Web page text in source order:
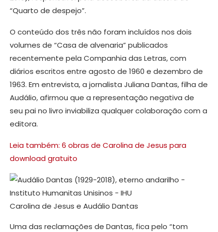
“Quarto de despejo”.
O conteúdo dos três não foram incluídos nos dois
volumes de “Casa de alvenaria” publicados
recentemente pela Companhia das Letras, com
diários escritos entre agosto de 1960 e dezembro de
1963. Em entrevista, a jornalista Juliana Dantas, filha de
Audálio, afirmou que a representação negativa de
seu pai no livro inviabiliza qualquer colaboração com a
editora.
Leia também: 6 obras de Carolina de Jesus para
download gratuito
Carolina de Jesus e Audálio Dantas
Uma das reclamações de Dantas, fica pelo “tom